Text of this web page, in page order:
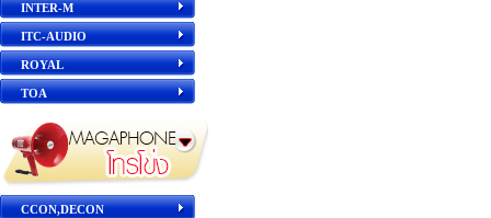
INTER-M
ITC-AUDIO
ROYAL
TOA
CCON,DECON